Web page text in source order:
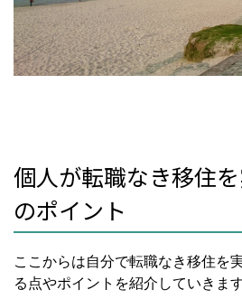
個人が転職なき移住
のポイント
ここからは自分で転職なき移住を
る点やポイントを紹介していきます